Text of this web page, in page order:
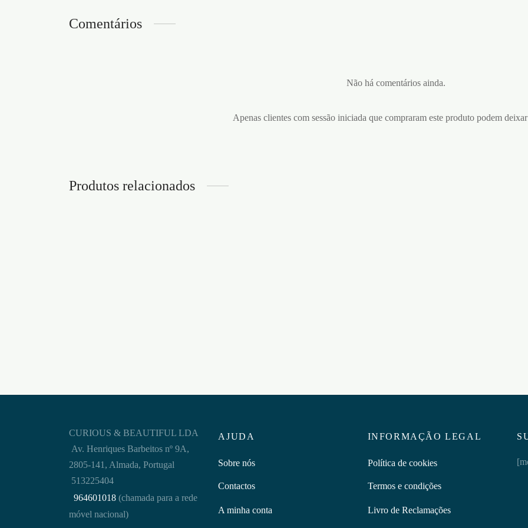
Comentários
Não há comentários ainda.
Apenas clientes com sessão iniciada que compraram este produto podem
Produtos relacionados
AJUDA
Sobre nós
Contactos
A minha conta
INFORMAÇÃO LEGAL
Política de cookies
Termos e condições
Livro de Reclamações
CURIOUS & BEAUTIFUL LDA
Av. Henriques Barbeitos nº 9A,
2805-141, Almada, Portugal
513225404
964601018 (chamada para a rede
móvel nacional)